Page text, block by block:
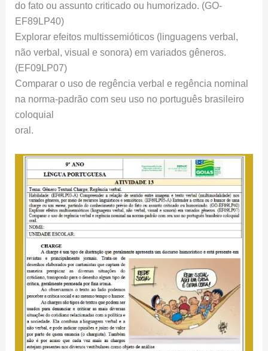
do fato ou assunto criticado ou humorizado. (GO-
EF89LP40)
Explorar efeitos multissemióticos (linguagens verbal,
não verbal, visual e sonora) em variados gêneros.
(EF09LP07)
Comparar o uso de regência verbal e regência nominal
na norma-padrão com seu uso no português brasileiro
coloquial
oral.